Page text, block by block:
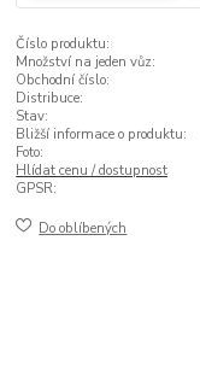
Číslo produktu:
Množství na jeden vůz:
Obchodní číslo:
Distribuce:
Stav:
Bližší informace o produktu:
Foto:
Hlídat cenu / dostupnost
GPSR:
Do oblíbených